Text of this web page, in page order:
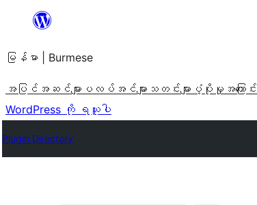
အကြောင်းအရာ
ကျော်သွား
ရန်
မြန်မာ | Burmese
အပြင်အဆင်များ ပလပ်အင်များ သတင်းများ ပံ့ပိုးမှု အကြောင်း
WordPress ကို ရယူပါ
Plugin Directory